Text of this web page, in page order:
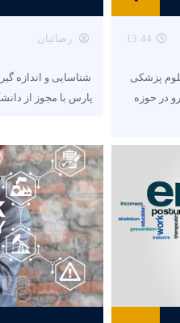
13:44
پزشکی
در حوزه
رضائیان
شناسایی و اندازه
پارس با مجوز از